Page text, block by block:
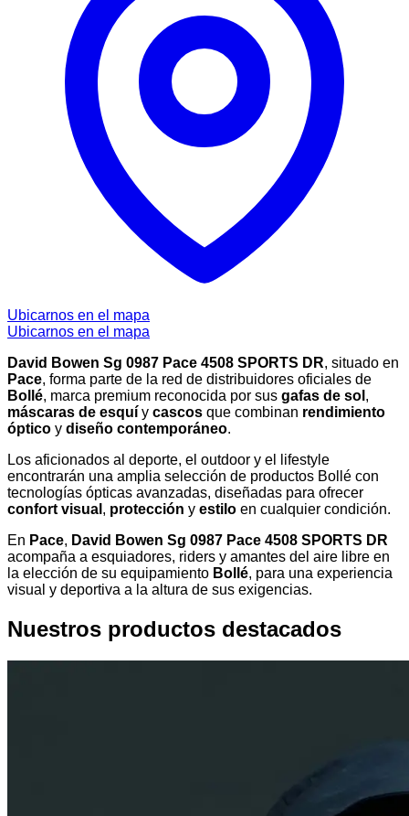
Ubicarnos en el mapa
Ubicarnos en el mapa
David Bowen Sg 0987 Pace 4508 SPORTS DR, situado en
Pace, forma parte de la red de distribuidores oficiales de
Bollé, marca premium reconocida por sus gafas de sol ,
máscaras de esquí y cascos que combinan rendimiento
óptico y diseño contemporáneo.
Los aficionados al deporte, el outdoor y el lifestyle
encontrarán una amplia selección de productos Bollé con
tecnologías ópticas avanzadas, diseñadas para ofrecer
confort visual , protección y estilo en cualquier condición.
En Pace, David Bowen Sg 0987 Pace 4508 SPORTS DR
acompaña a esquiadores, riders y amantes del aire libre en
la elección de su equipamiento Bollé, para una experiencia
visual y deportiva a la altura de sus exigencias.
Nuestros productos destacados